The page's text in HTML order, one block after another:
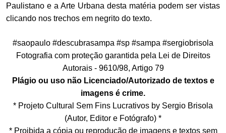
Paulistano e a Arte Urbana desta matéria podem ser vistas
clicando nos trechos em negrito do texto.
#saopaulo #descubrasampa #sp #sampa #sergiobrisola
Fotografia com proteção garantida pela Lei de Direitos
Autorais - 9610/98, Artigo 79
Plágio ou uso não Licenciado/Autorizado de textos e
imagens é crime.
* Projeto Cultural Sem Fins Lucrativos by Sergio Brisola
(Autor, Editor e Fotógrafo) *
* Proibida a cópia ou reprodução de imagens e textos sem